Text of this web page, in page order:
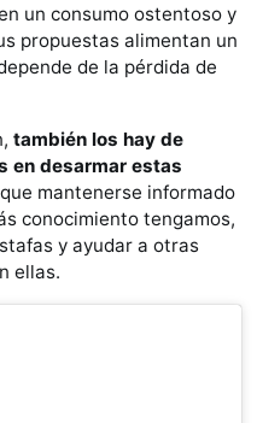
un consumo ostentoso y
propuestas alimentan un
de la pérdida de
también los hay de
en desarmar estas
mantenerse informado
conocimiento tengamos,
y ayudar a otras
ellas.